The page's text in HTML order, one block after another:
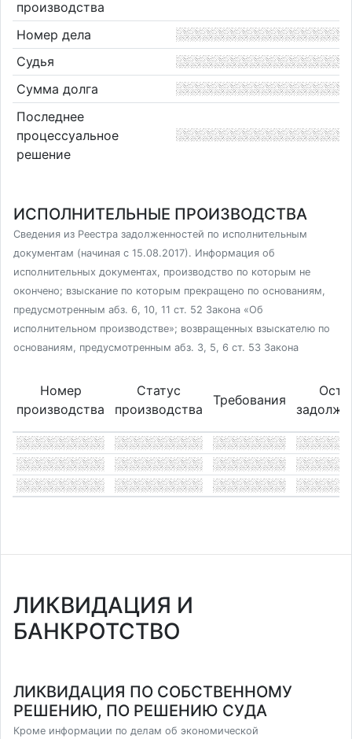
производства
Номер дела
Судья
Сумма долга
Последнее
процессуальное
решение
ИСПОЛНИТЕЛЬНЫЕ ПРОИЗВОДСТВА
Сведения из Реестра задолженностей по исполнительным
документам (начиная с 15.08.2017). Информация об
исполнительных документах, производство по которым не
окончено; взыскание по которым прекращено по основаниям,
предусмотренным абз. 6, 10, 11 ст. 52 Закона «Об
исполнительном производстве»; возвращенных взыскателю по
основаниям, предусмотренным абз. 3, 5, 6 ст. 53 Закона
Номер
производства
Статус
производства
Требования
ЛИКВИДАЦИЯ И
БАНКРОТСТВО
ЛИКВИДАЦИЯ ПО СОБСТВЕННОМУ
РЕШЕНИЮ, ПО РЕШЕНИЮ СУДА
Кроме информации по делам об экономической